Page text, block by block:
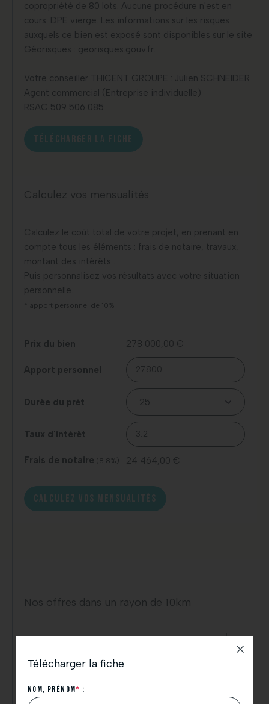
copropriété de 80 lots. Aucune procédure n'est en
cours. DPE vierge. Les informations sur les risques
auxquels ce bien est exposé sont disponibles sur le site
Géorisques : georisques.gouv.fr.
Votre conseiller THICENT GROUPE : Julien SCHNEIDER
Agent commercial (Entreprise individuelle)
RSAC 509 506 085
TÉLÉCHARGER LA FICHE
Calculez vos mensualités
Calculez le coût total de votre projet, en prenant en
compte tous les éléments : frais de notaire, travaux,
montant des intérêts …
Puis personnalisez vos résultats avec votre situation
personnelle.
* apport personnel de 10%
Prix du bien 278 000,00 €
Apport personnel
Durée du prêt
Taux d'intérêt
Frais de notaire (8.8%) 24 464,00 €
CALCULEZ VOS MENSUALITÉS
Nos offres dans un rayon de 10km
Télécharger la fiche
Nom, Prénom* :